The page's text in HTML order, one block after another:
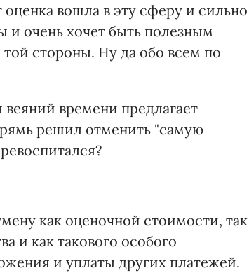
оценка вошла в эту сферу и сильно
и очень хочет быть полезным
той стороны. Ну да обо всем по
времени предлагает
решил отменить "самую
как оценочной стоимости, так
и как такового особого
и уплаты других платежей.